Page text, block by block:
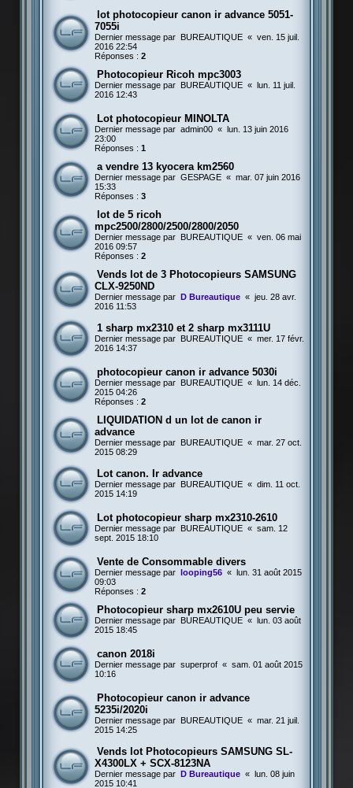
lot photocopieur canon ir advance 5051-
7055i
Dernier message par BUREAUTIQUE « ven. 15 juil.
2016 22:54
Réponses : 2
Photocopieur Ricoh mpc3003
Dernier message par BUREAUTIQUE « lun. 11 juil.
2016 12:43
Lot photocopieur MINOLTA
Dernier message par admin00 « lun. 13 juin 2016
23:00
Réponses : 1
a vendre 13 kyocera km2560
Dernier message par GESPAGE « mar. 07 juin 2016
15:33
Réponses : 3
lot de 5 ricoh
mpc2500/2800/2500/2800/2050
Dernier message par BUREAUTIQUE « ven. 06 mai
2016 09:57
Réponses : 2
Vends lot de 3 Photocopieurs SAMSUNG
CLX-9250ND
Dernier message par D Bureautique « jeu. 28 avr.
2016 11:53
1 sharp mx2310 et 2 sharp mx3111U
Dernier message par BUREAUTIQUE « mer. 17 févr.
2016 14:37
photocopieur canon ir advance 5030i
Dernier message par BUREAUTIQUE « lun. 14 déc.
2015 04:26
Réponses : 2
LIQUIDATION d un lot de canon ir
advance
Dernier message par BUREAUTIQUE « mar. 27 oct.
2015 08:29
Lot canon. Ir advance
Dernier message par BUREAUTIQUE « dim. 11 oct.
2015 14:19
Lot photocopieur sharp mx2310-2610
Dernier message par BUREAUTIQUE « sam. 12
sept. 2015 18:10
Vente de Consommable divers
Dernier message par looping56 « lun. 31 août 2015
09:03
Réponses : 2
Photocopieur sharp mx2610U peu servie
Dernier message par BUREAUTIQUE « lun. 03 août
2015 18:45
canon 2018i
Dernier message par superprof « sam. 01 août 2015
10:16
Photocopieur canon ir advance
5235i/2020i
Dernier message par BUREAUTIQUE « mar. 21 juil.
2015 14:25
Vends lot Photocopieurs SAMSUNG SL-
X4300LX + SCX-8123NA
Dernier message par D Bureautique « lun. 08 juin
2015 10:41